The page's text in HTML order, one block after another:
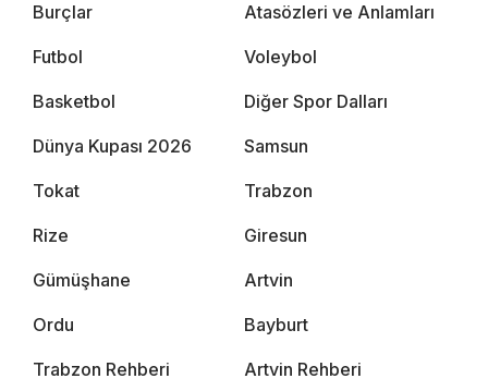
Burçlar Atasözleri ve Anlamları
Futbol Voleybol
Basketbol Diğer Spor Dalları
Dünya Kupası 2026 Samsun
Tokat Trabzon
Rize Giresun
Gümüşhane Artvin
Ordu Bayburt
Trabzon Rehberi Artvin Rehberi